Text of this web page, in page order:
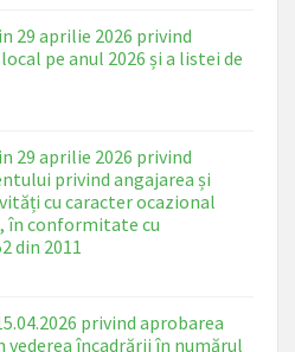
29 aprilie 2026 privind
pe anul 2026 și a listei de
29 aprilie 2026 privind
privind angajarea și
cu caracter ocazional
în conformitate cu
din 2011
privind aprobarea
vederea încadrării în numărul